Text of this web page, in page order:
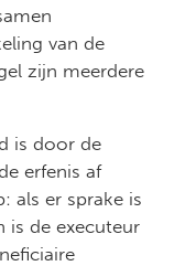
van de
zijn meerdere
is door de
erfenis af
als er sprake is
is de executeur